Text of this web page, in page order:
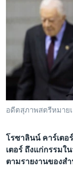
ไลฟ์สไตล์
ตรวจสอบข่าว
เรียนรู้ภาษาอังกฤ
พอดคาสต์
ติดตามเรา
เลือกภาษา
อดีตสุภาพสตรีหมาย
โรซาลินน์ คาร์เตอ
เตอร์ ถึงแก่กรรมใ
ตามรายงานของส